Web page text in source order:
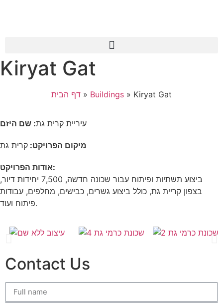
Kiryat Gat
דף הבית » Buildings » Kiryat Gat
עיריית קרית גת: שם היזם
מיקום הפרויקט: קרית גת
אודות הפרויקט:
ביצוע תשתיות ופיתוח עבור שכונה חדשה, 7,500 יחידות דיור,
בצפון קריית גת, כולל ביצוע גשרים, כבישים, מחלפים, עבודות
פיתוח ועוד.
Contact Us